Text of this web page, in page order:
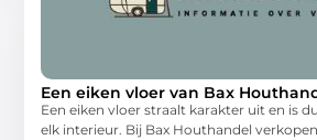
Een eiken vloer van Bax
Een eiken vloer straalt karakter uit en is
elk interieur. Bij Bax Houthandel